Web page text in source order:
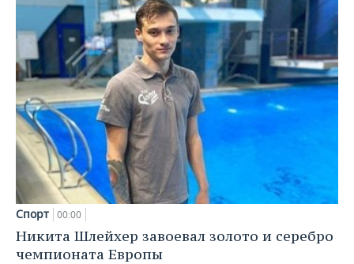
Спорт 00:00
Никита Шлейхер завоевал золото и серебро
чемпионата Европы